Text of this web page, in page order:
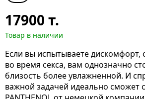
17900 т.
Товар в наличии
Если вы испытываете дискомфорт,
во время секса, вам однозначно
близость более увлажненной. И
важной задачей идеально сможет